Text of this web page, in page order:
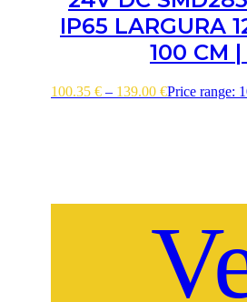
IP65 LARGURA
100 CM |
100.35 € – 139.00 €Price range: